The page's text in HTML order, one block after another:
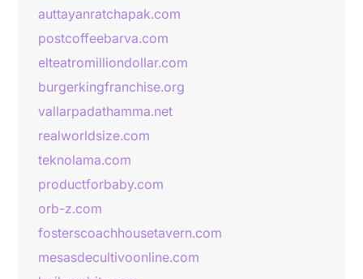
auttayanratchapak.com
postcoffeebarva.com
elteatromilliondollar.com
burgerkingfranchise.org
vallarpadathamma.net
realworldsize.com
teknolama.com
productforbaby.com
orb-z.com
fosterscoachhousetavern.com
mesasdecultivoonline.com